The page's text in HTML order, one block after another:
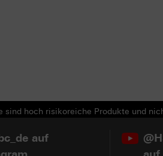
hoch risikoreiche Produkte und
auf